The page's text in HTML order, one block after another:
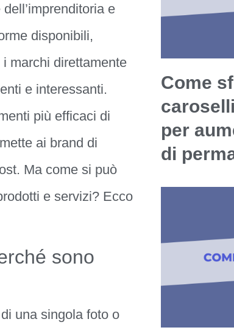
e
disponibili,
marchi direttamente
e interessanti.
più efficaci di
ai brand di
Ma come si può
e servizi? Ecco
sono
una singola foto o
Come
per
di